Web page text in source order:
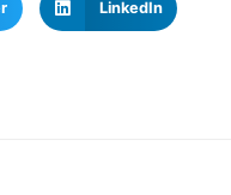
LinkedIn